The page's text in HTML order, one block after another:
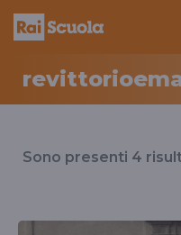
ilSono presenti 4